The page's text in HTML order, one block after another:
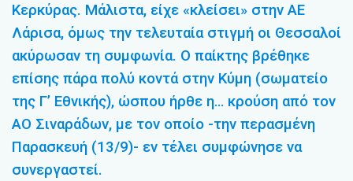
Κερκύρας. Μάλιστα, είχε «κλείσει» στην ΑΕ
Λάρισα, όμως την τελευταία στιγμή οι Θεσσαλοί
ακύρωσαν τη συμφωνία. Ο παίκτης βρέθηκε
επίσης πάρα πολύ κοντά στην Κύμη (σωματείο
της Γ’ Εθνικής), ώσπου ήρθε η… κρούση από τον
ΑΟ Σιναράδων, με τον οποίο -την περασμένη
Παρασκευή (13/9)- εν τέλει συμφώνησε να
συνεργαστεί.